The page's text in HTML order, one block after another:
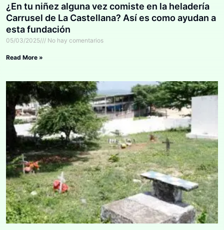
¿En tu niñez alguna vez comiste en la heladería
Carrusel de La Castellana? Así es como ayudan a
esta fundación
05/03/2025 No hay comentarios
Read More »